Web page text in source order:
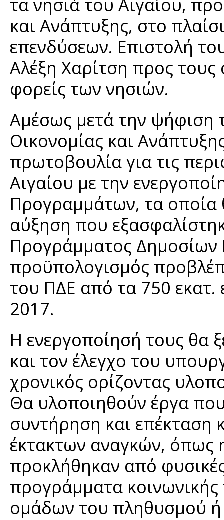
τα νησιά του Αιγαίου,
και Ανάπτυξης, στο
επενδύσεων. Επιστολή
Αλέξη Χαρίτση προς τους
φορείς των νησιών.
Αμέσως μετά την ψήφιση
Οικονομίας και
πρωτοβουλία για τις
Αιγαίου με την
Προγραμμάτων, τα
αύξηση που
Προγράμματος Δημοσίων
προϋπολογισμός
του ΠΔΕ από τα 750 εκατ.
2017.
Η ενεργοποίησή τους θα
και τον έλεγχο του
χρονικός ορίζοντας
Θα υλοποιηθούν έργα
συντήρηση και
έκτακτων αναγκών,
προκλήθηκαν από
προγράμματα κοινωνικής
ομάδων του πληθυσμού ή